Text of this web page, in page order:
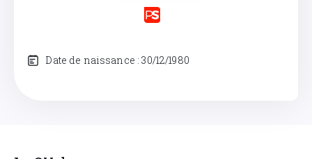
Date de naissance : 30/12/1980